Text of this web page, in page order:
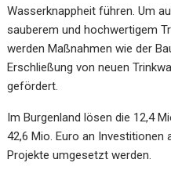
Wasserknappheit führen. Um
sauberem und hochwertigem
werden Maßnahmen wie der
Erschließung von neuen
gefördert.
Im Burgenland lösen die 12,4
42,6 Mio. Euro an Investitionen
Projekte umgesetzt werden.